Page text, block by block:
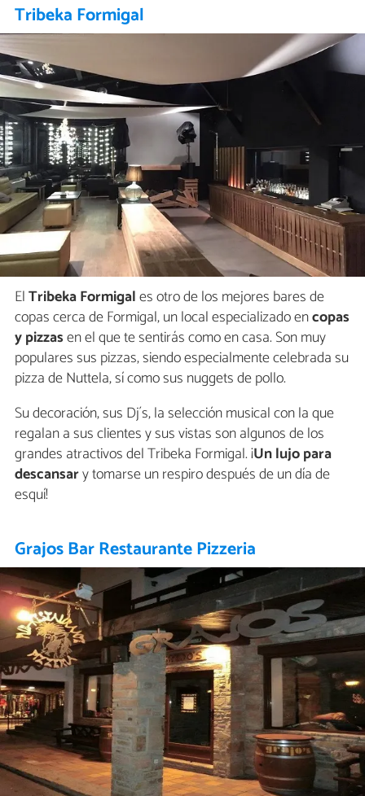
Tribeka Formigal
ElTribeka Formigales otro de los mejores bares de
copas cerca de Formigal, un local especializado encopas
y pizzasen el que te sentirás como en casa. Son muy
populares sus pizzas, siendo especialmente celebrada su
pizza de Nuttela, sí como sus nuggets de pollo.
Su decoración, sus Dj´s, la selección musical con la que
regalan a sus clientes y sus vistas son algunos de los
grandes atractivos del Tribeka Formigal. ¡Un lujo para
descansary tomarse un respiro después de un día de
esquí!
Grajos Bar Restaurante Pizzeria